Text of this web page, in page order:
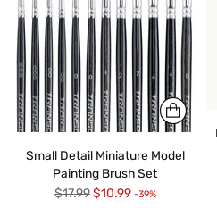
Small Detail Miniature Model
Painting Brush Set
Regulärer
$17.99 $10.99 -39%